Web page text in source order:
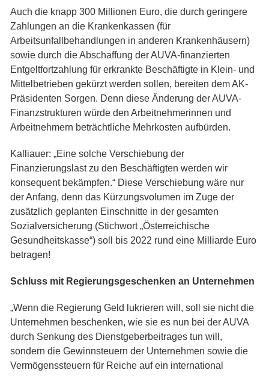
Auch die knapp 300 Millionen Euro, die durch geringere
Zahlungen an die Krankenkassen (für
Arbeitsunfallbehandlungen in anderen Krankenhäusern)
sowie durch die Abschaffung der AUVA-finanzierten
Entgeltfortzahlung für erkrankte Beschäftigte in Klein- und
Mittelbetrieben gekürzt werden sollen, bereiten dem AK-
Präsidenten Sorgen. Denn diese Änderung der AUVA-
Finanzstrukturen würde den Arbeitnehmerinnen und
Arbeitnehmern beträchtliche Mehrkosten aufbürden.
Kalliauer: „Eine solche Verschiebung der
Finanzierungslast zu den Beschäftigten werden wir
konsequent bekämpfen.“ Diese Verschiebung wäre nur
der Anfang, denn das Kürzungsvolumen im Zuge der
zusätzlich geplanten Einschnitte in der gesamten
Sozialversicherung (Stichwort „Österreichische
Gesundheitskasse“) soll bis 2022 rund eine Milliarde Euro
betragen!
Schluss mit Regierungsgeschenken an Unternehmen
„Wenn die Regierung Geld lukrieren will, soll sie nicht die
Unternehmen beschenken, wie sie es nun bei der AUVA
durch Senkung des Dienstgeberbeitrages tun will,
sondern die Gewinnsteuern der Unternehmen sowie die
Vermögenssteuern für Reiche auf ein international